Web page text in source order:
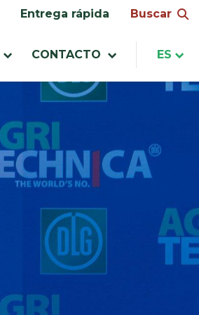
Entrega rápida Buscar
CONTACTO ES